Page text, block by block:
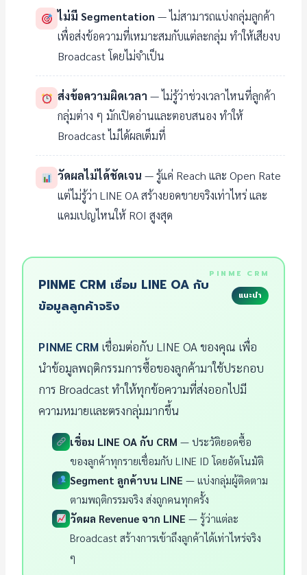
ไม่มี Segmentation — ไม่สามารถแบ่งกลุ่มลูกค้า
เพื่อส่งข้อความที่เหมาะสมกับแต่ละกลุ่ม ทำให้เสียงบ
Broadcast โดยไม่จำเป็น
ส่งข้อความผิดเวลา — ไม่รู้ว่าช่วงเวลาไหนที่ลูกค้า
กลุ่มต่าง ๆ มักเปิดอ่านและตอบสนอง ทำให้
Broadcast ไม่ได้ผลเต็มที่
วัดผลไม่ได้ชัดเจน — รู้แค่ Reach และ Open Rate
แต่ไม่รู้ว่า LINE OA สร้างยอดขายจริงเท่าไหร่ และ
แคมเปญไหนให้ ROI สูงสุด
PINME CRM เชื่อม LINE OA กับ
ข้อมูลลูกค้าจริง
แนะนำ
PINME CRM เชื่อมต่อกับ LINE OA ของคุณ เพื่อ
นำข้อมูลพฤติกรรมการซื้อของลูกค้ามาใช้ประกอบ
การ Broadcast ทำให้ทุกข้อความที่ส่งออกไปมี
ความหมายและตรงกลุ่มมากขึ้น
เชื่อม LINE OA กับ CRM — ประวัติยอดซื้อ
ของลูกค้าทุกรายเชื่อมกับ LINE ID โดยอัตโนมัติ
Segment ลูกค้าบน LINE — แบ่งกลุ่มผู้ติดตาม
ตามพฤติกรรมจริง ส่งถูกคนทุกครั้ง
วัดผล Revenue จาก LINE — รู้ว่าแต่ละ
Broadcast สร้างการเข้าถึงลูกค้าได้เท่าไหร่จริง
ๆ